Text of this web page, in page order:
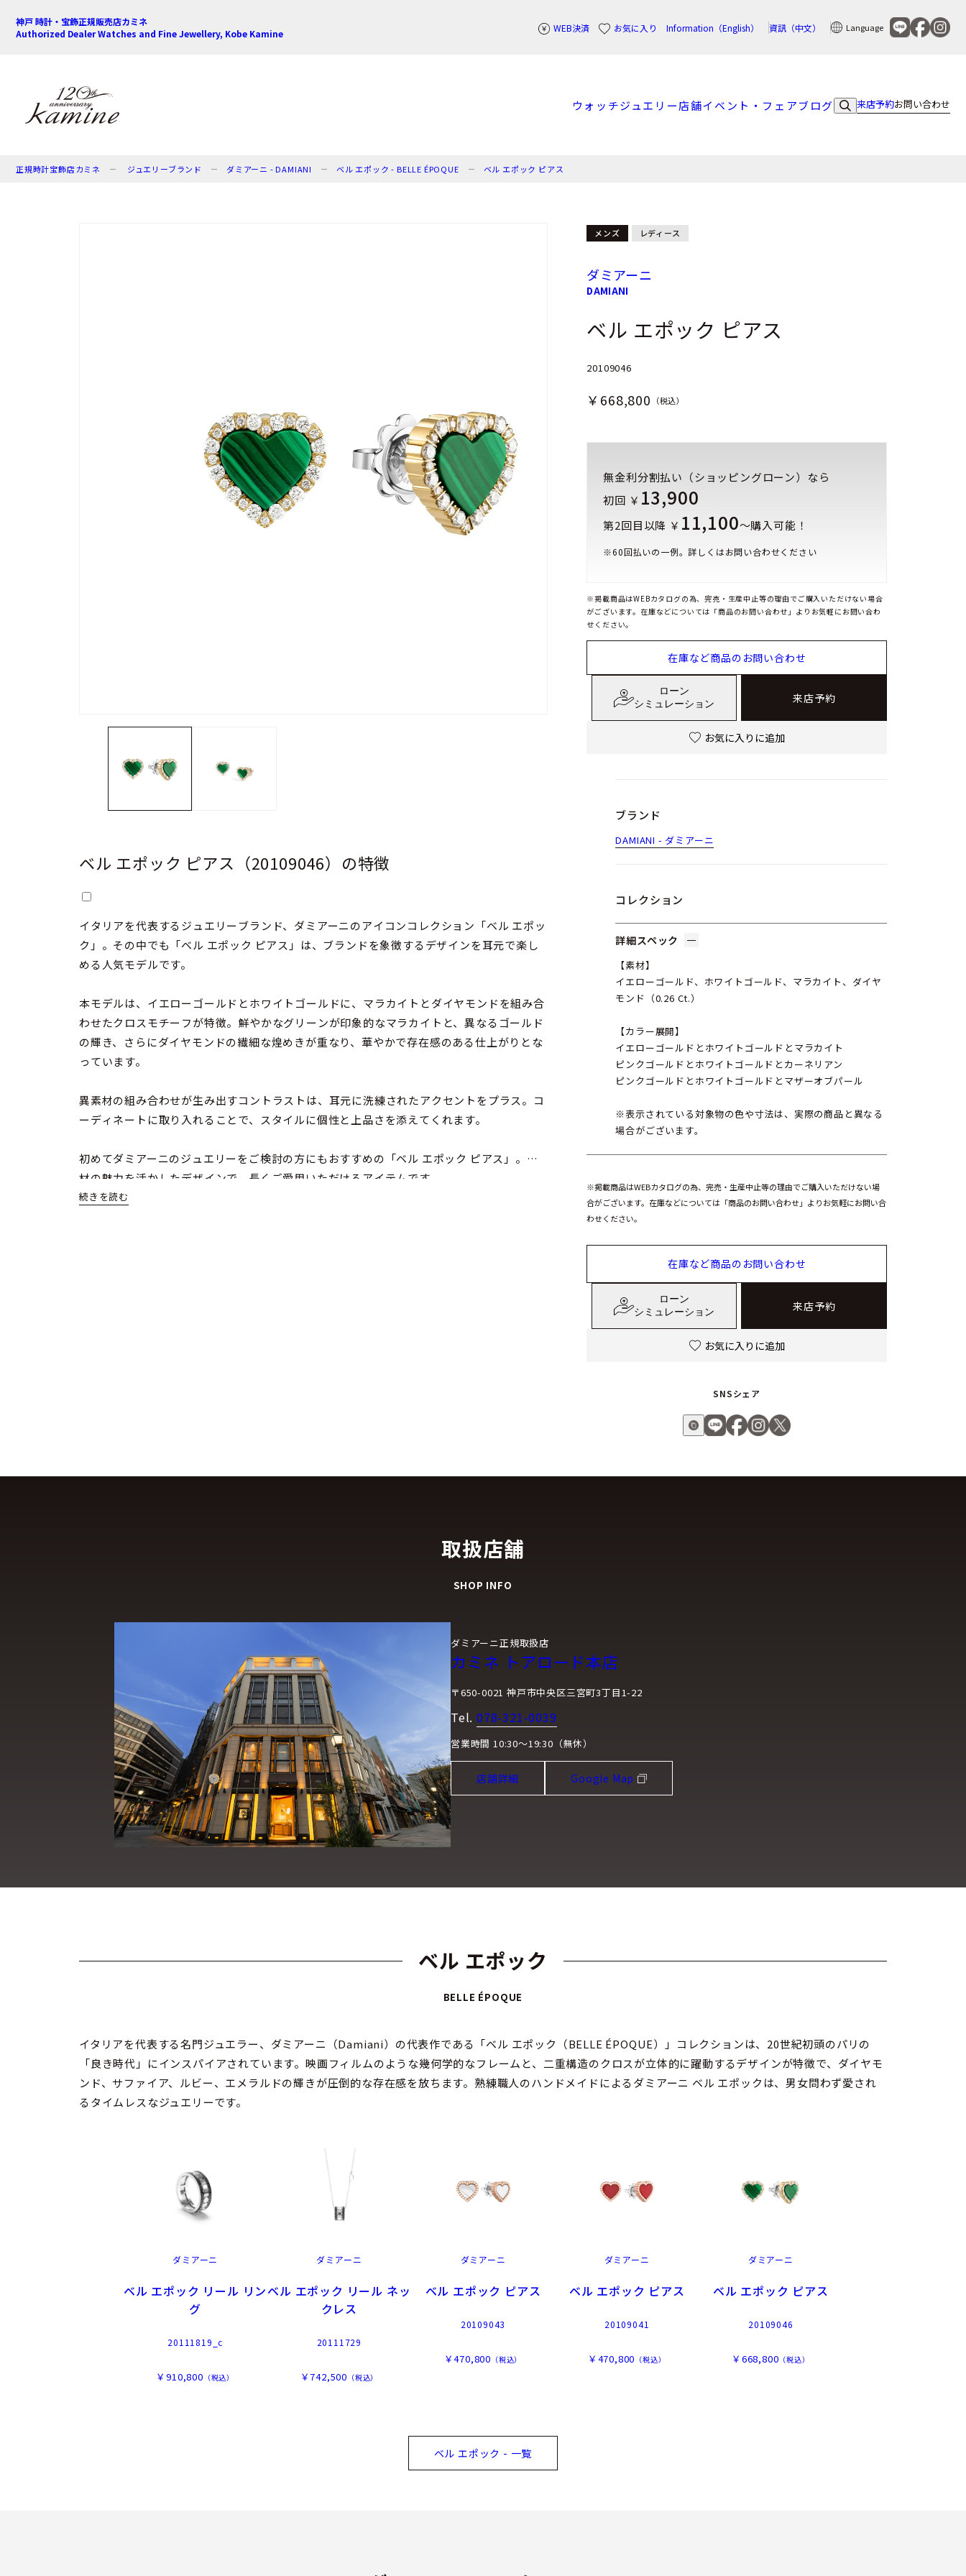
神戸 時計・宝飾正規販売店カミネ
Authorized Dealer Watches and Fine Jewellery, Kobe Kamine
WEB決済 お気に入り Information（English） 資訊（中文） Language
ウォッチジュエリー店舗イベント・フェアブログ 来店予約お問い合わせ
正規時計宝飾店カミネ ジュエリーブランド ダミアーニ - DAMIANI ベル エポック - BELLE ÉPOQUE ベル エポック ピアス
ベル エポック ピアス（20109046）の特徴
イタリアを代表するジュエリーブランド、ダミアーニのアイコンコレクション「ベル エポッ
ク」。その中でも「ベル エポック ピアス」は、ブランドを象徴するデザインを耳元で楽し
める人気モデルです。
本モデルは、イエローゴールドとホワイトゴールドに、マラカイトとダイヤモンドを組み合
わせたクロスモチーフが特徴。鮮やかなグリーンが印象的なマラカイトと、異なるゴールド
の輝き、さらにダイヤモンドの繊細な煌めきが重なり、華やかで存在感のある仕上がりとな
っています。
異素材の組み合わせが生み出すコントラストは、耳元に洗練されたアクセントをプラス。コ
ーディネートに取り入れることで、スタイルに個性と上品さを添えてくれます。
初めてダミアーニのジュエリーをご検討の方にもおすすめの「ベル エポック ピアス」。素
材の魅力を活かしたデザインで、長くご愛用いただけるアイテムです。
メンズ レディース
ダミアーニ
DAMIANI
ベル エポック ピアス
20109046
￥668,800 （税込）
無金利分割払い（ショッピングローン）なら
初回 ￥ 13,900
第2回目以降 ￥ 11,100～購入可能！
※60回払いの一例。詳しくはお問い合わせください
※掲載商品はWEBカタログの為、完売・生産中止等の理由でご購入いただけない場合
がございます。在庫などについては「商品のお問い合わせ」よりお気軽にお問い合わ
せください。
在庫など商品のお問い合わせ
ローン
シミュレーション
来店予約
お気に入りに追加
ブランド
DAMIANI - ダミアーニ
コレクション
詳細スペック
【素材】
イエローゴールド、ホワイトゴールド、マラカイト、ダイヤ
モンド（0.26 Ct.）
【カラー展開】
イエローゴールドとホワイトゴールドとマラカイト
ピンクゴールドとホワイトゴールドとカーネリアン
ピンクゴールドとホワイトゴールドとマザーオブパール
※表示されている対象物の色や寸法は、実際の商品と異なる
場合がございます。
※掲載商品はWEBカタログの為、完売・生産中止等の理由でご購入いただけない場
合がございます。在庫などについては「商品のお問い合わせ」よりお気軽にお問い合
わせください。
在庫など商品のお問い合わせ
ローン
シミュレーション
来店予約
お気に入りに追加
SNSシェア
取扱店舗
SHOP INFO
ダミアーニ正規取扱店
カミネ トアロード本店
〒650-0021 神戸市中央区三宮町3丁目1-22
Tel. 078-321-0039
営業時間 10:30～19:30（無休）
店舗詳細 Google Map
ベル エポック
BELLE ÉPOQUE
イタリアを代表する名門ジュエラー、ダミアーニ（Damiani）の代表作である「ベル エポック（BELLE ÉPOQUE）」コレクションは、20世紀初頭のパリの
「良き時代」にインスパイアされています。映画フィルムのような幾何学的なフレームと、二重構造のクロスが立体的に躍動するデザインが特徴で、ダイヤモ
ンド、サファイア、ルビー、エメラルドの輝きが圧倒的な存在感を放ちます。熟練職人のハンドメイドによるダミアーニ ベル エポックは、男女問わず愛され
るタイムレスなジュエリーです。
ダミアーニ
ベル エポック リール リン
グ
20111819_c
￥910,800 （税込）
ダミアーニ
ベル エポック リール ネッ
クレス
20111729
￥742,500 （税込）
ダミアーニ
ベル エポック ピアス
20109043
￥470,800 （税込）
ダミアーニ
ベル エポック ピアス
20109041
￥470,800 （税込）
ダミアーニ
ベル エポック ピアス
20109046
￥668,800 （税込）
ベル エポック - 一覧